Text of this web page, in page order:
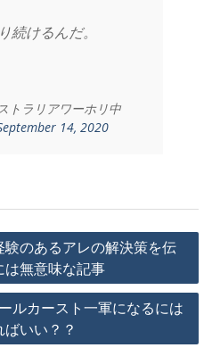
続けるんだ。
トラリアワーホリ中
14, 2020
のあるアレの解決策を伝
は無意味な記事
ルカースト一軍になるには
ばいい？？